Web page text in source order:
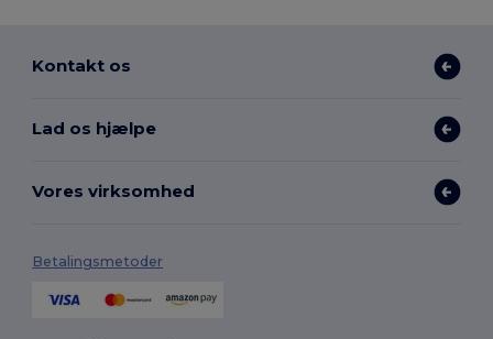
Kontakt os
Lad os hjælpe
Vores virksomhed
Betalingsmetoder